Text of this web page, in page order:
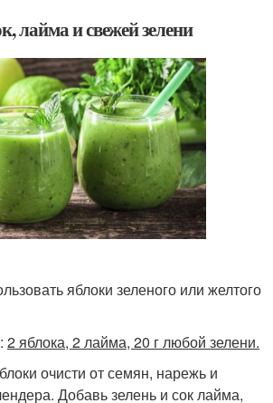
лайма и свежей зелени
яблоки зеленого или желтого
2 яблока, 2 лайма, 20 г любой зелени.
очисти от семян, нарежь и
Добавь зелень и сок лайма,